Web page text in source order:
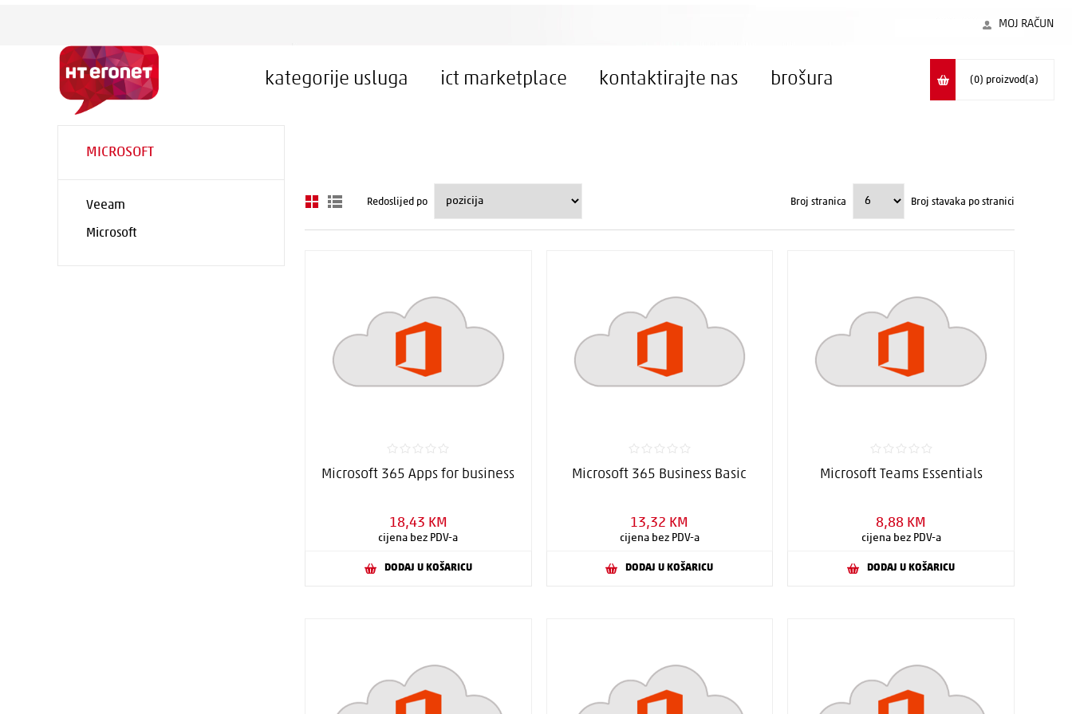
MOJ RAČUN
kategorije usluga ict marketplace kontaktirajte nas brošura (0) proizvod(a)
Redoslijed po Broj stranica Broj stavaka po stranici
Microsoft 365 Apps for business
18,43 KM
cijena bez PDV-a
DODAJ U KOŠARICU
Microsoft 365 Business Basic
13,32 KM
cijena bez PDV-a
DODAJ U KOŠARICU
Microsoft Teams Essentials
8,88 KM
cijena bez PDV-a
DODAJ U KOŠARICU
MICROSOFT
Veeam
Microsoft